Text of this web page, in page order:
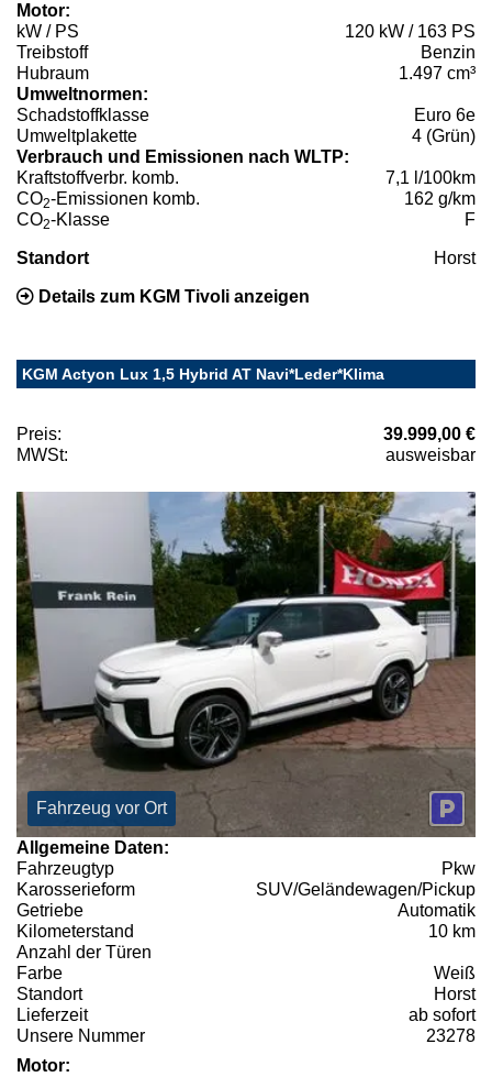
Motor:
kW / PS
120 kW / 163 PS
Treibstoff
Benzin
Hubraum
1.497 cm³
Umweltnormen:
Schadstoffklasse
Euro 6e
Umweltplakette
4 (Grün)
Verbrauch und Emissionen nach WLTP:
Kraftstoffverbr. komb.
7,1 l/100km
CO2-Emissionen komb.
162 g/km
CO2-Klasse F
Standort Horst
Details zum KGM Tivoli anzeigen
KGM Actyon Lux 1,5 Hybrid AT Navi*Leder*Klima
Preis:
39.999,00 €
MWSt:
ausweisbar
Fahrzeug vor Ort
Allgemeine Daten:
Fahrzeugtyp
Pkw
Karosserieform
SUV/Geländewagen/Pickup
Getriebe
Automatik
Kilometerstand
10 km
Anzahl der Türen
Farbe
Weiß
Standort
Horst
Lieferzeit
ab sofort
Unsere Nummer
23278
Motor: